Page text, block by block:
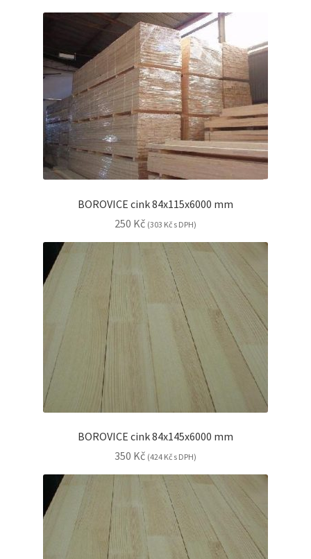
BOROVICE cink 84x115x6000 mm
250 Kč (303 Kč s DPH)
BOROVICE cink 84x145x6000 mm
350 Kč (424 Kč s DPH)